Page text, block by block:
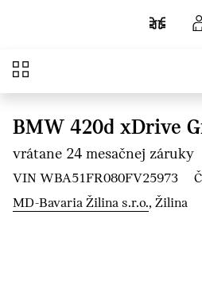
Prehľad
BMW 420d xDrive
vrátane 24 mesačnej záruky
VIN WBA51FR080FV25973
MD-Bavaria Žilina s.r.o., Žilina